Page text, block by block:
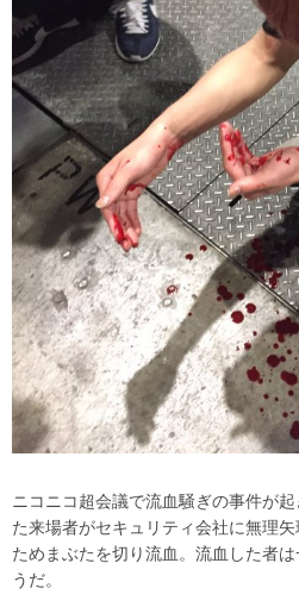
ニコニコ超会議で流血騒ぎの事件が
た来場者がセキュリティ会社に無理
ためまぶたを切り流血。流血した者
うだ。